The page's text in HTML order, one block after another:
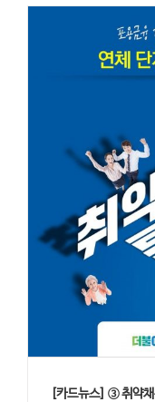
[카드뉴스] ③ 취약